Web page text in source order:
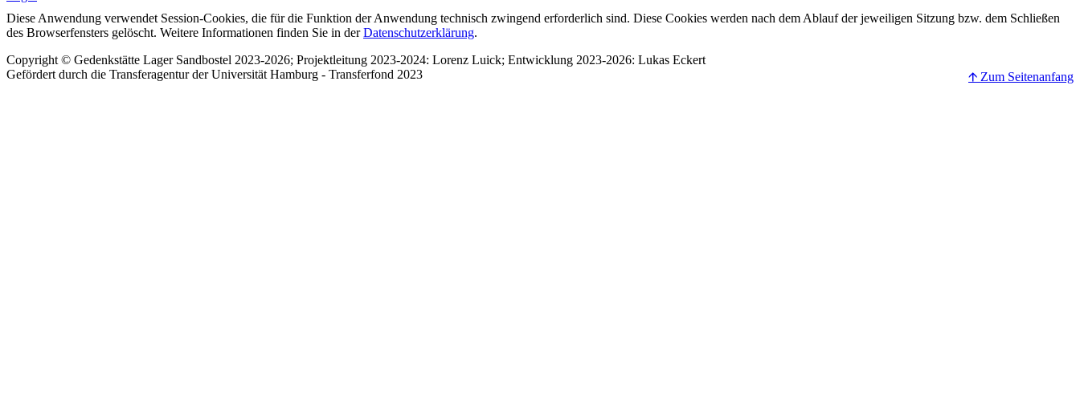
Diese Anwendung verwendet Session-Cookies, die für die Funktion der Anwendung technisch zwingend erforderlich sind. Diese Cookies werden nach dem Ablauf der jeweiligen Sitzung bzw. dem Schließen
des Browserfensters gelöscht. Weitere Informationen finden Sie in derDatenschutzerklärung.
Copyright © Gedenkstätte Lager Sandbostel 2023-2026; Projektleitung 2023-2024: Lorenz Luick; Entwicklung 2023-2026: Lukas Eckert
Gefördert durch die Transferagentur der Universität Hamburg - Transferfond 2023
🡩 Zum Seitenanfang